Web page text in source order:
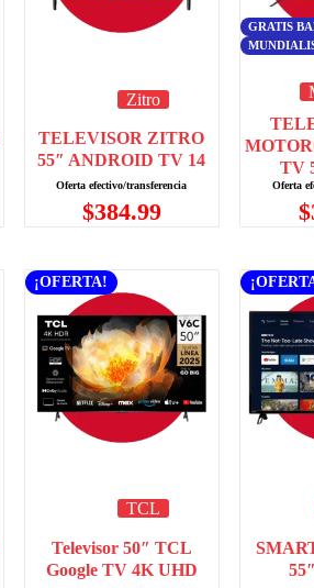
Zitro
TELEVISOR ZITRO
55″ ANDROID TV 14
$384.99
GRATIS
TV
$
¡OFERTA!
TCL
Televisor 50″ TCL
Google TV 4K UHD